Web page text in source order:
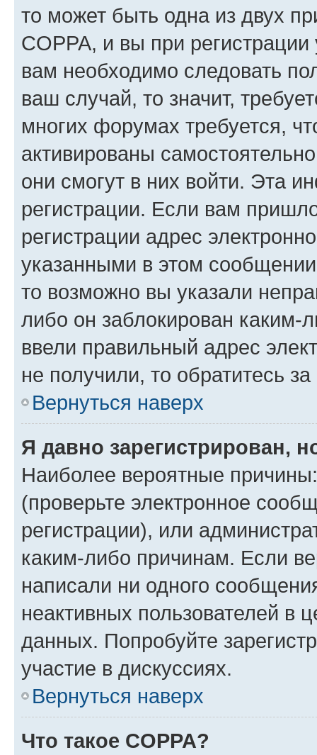
то может быть одна из двух
COPPA, и вы при
вам необходимо следовать
ваш случай, то значит,
многих форумах требуется,
активированы
они смогут в них войти. Эта
регистрации. Если вам
регистрации адрес
указанными в этом
то возможно вы указали
либо он заблокирован
ввели правильный адрес
не получили, то обратитесь
Вернуться наверх
Я давно зарегистрирован,
Наиболее вероятные
(проверьте электронное
регистрации), или
каким-либо причинам. Если
написали ни одного
неактивных пользователей в
данных. Попробуйте
участие в дискуссиях.
Вернуться наверх
Что такое COPPA?